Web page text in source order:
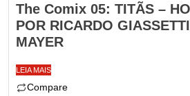
The Comix 05: TITÃS –
POR RICARDO
MAYER
LEIA MAIS
Compare